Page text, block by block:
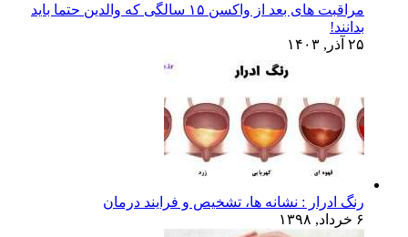
مراقبت های بعد از واکسن ۱۵ سالگی که والدین حتما باید
بدانند!
۲۵ آذر, ۱۴۰۳
رنگ ادرار : نشانه ها، تشخیص و فرایند درمان
۶ خرداد, ۱۳۹۸